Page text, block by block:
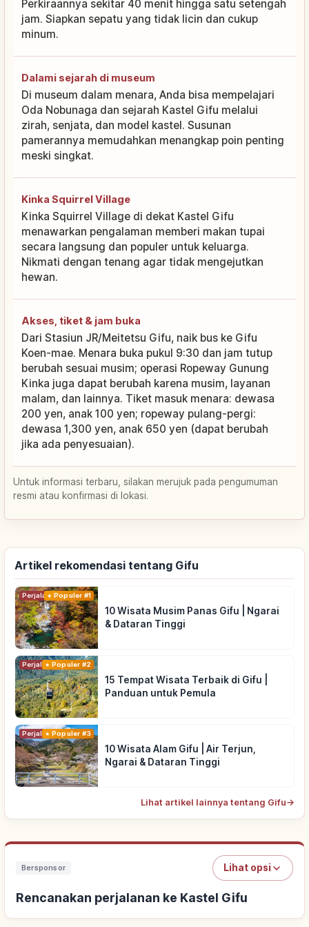
Perkiraannya sekitar 40 menit hingga satu setengah
jam. Siapkan sepatu yang tidak licin dan cukup
minum.
Dalami sejarah di museum
Di museum dalam menara, Anda bisa mempelajari
Oda Nobunaga dan sejarah Kastel Gifu melalui
zirah, senjata, dan model kastel. Susunan
pamerannya memudahkan menangkap poin penting
meski singkat.
Kinka Squirrel Village
Kinka Squirrel Village di dekat Kastel Gifu
menawarkan pengalaman memberi makan tupai
secara langsung dan populer untuk keluarga.
Nikmati dengan tenang agar tidak mengejutkan
hewan.
Akses, tiket & jam buka
Dari Stasiun JR/Meitetsu Gifu, naik bus ke Gifu
Koen-mae. Menara buka pukul 9:30 dan jam tutup
berubah sesuai musim; operasi Ropeway Gunung
Kinka juga dapat berubah karena musim, layanan
malam, dan lainnya. Tiket masuk menara: dewasa
200 yen, anak 100 yen; ropeway pulang-pergi:
dewasa 1,300 yen, anak 650 yen (dapat berubah
jika ada penyesuaian).
Untuk informasi terbaru, silakan merujuk pada pengumuman
resmi atau konfirmasi di lokasi.
Artikel rekomendasi tentang Gifu
PerjalananPopuler #1
10 Wisata Musim Panas Gifu | Ngarai
& Dataran Tinggi
PerjalananPopuler #2
15 Tempat Wisata Terbaik di Gifu |
Panduan untuk Pemula
PerjalananPopuler #3
10 Wisata Alam Gifu | Air Terjun,
Ngarai & Dataran Tinggi
Lihat artikel lainnya tentang Gifu→
Bersponsor Lihat opsi
Rencanakan perjalanan ke Kastel Gifu